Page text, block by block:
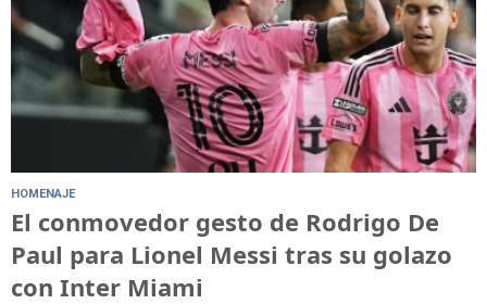
HOMENAJE
El conmovedor gesto de Rodrigo De
Paul para Lionel Messi tras su golazo
con Inter Miami